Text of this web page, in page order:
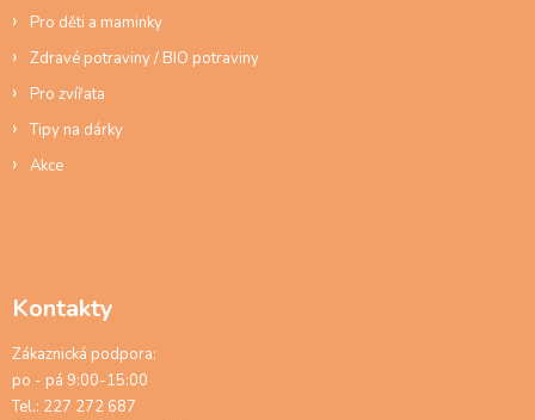
Pro děti a maminky
Zdravé potraviny / BIO potraviny
Pro zvířata
Tipy na dárky
Akce
Kontakty
Zákaznická podpora:
po - pá 9:00-15:00
Tel.: 227 272 687